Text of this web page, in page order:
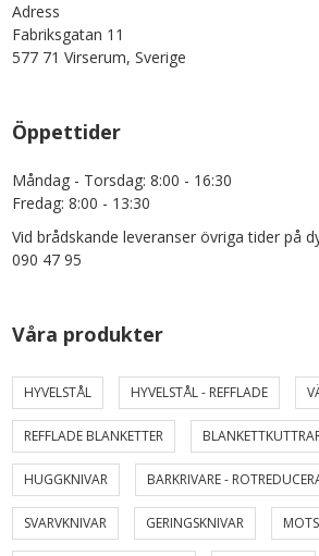
Adress
Fabriksgatan 11
577 71 Virserum, Sverige
Öppettider
Måndag - Torsdag: 8:00 - 16:30
Fredag: 8:00 - 13:30
Vid brådskande leveranser övriga tider på
090 47 95
Våra produkter
HYVELSTÅL HYVELSTÅL - REFFLADE
REFFLADE BLANKETTER
HUGGKNIVAR BARKRIVARE -
SVARVKNIVAR GERINGSKNIVAR